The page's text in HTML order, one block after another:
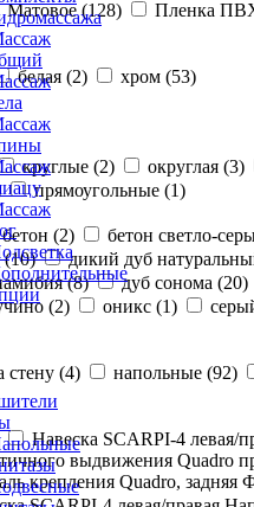
Матовое (128) Пленка
белая (2) хром (53)
круглые (2) округлая (3)
прямоугольные (1)
бетон (2) бетон светло-
(10) дикий дуб
(8) дуб сонома (20)
(2) оникс (1)
стену (4) напольные (92)
Навеска SCARPI-4 левая/
выдвижения Quadro
крепления Quadro, задняя